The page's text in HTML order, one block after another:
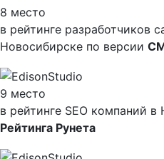
8 место
в рейтинге разработчиков
Новосибирске по версии
9 место
в рейтинге SEO компаний
Рейтинга Рунета